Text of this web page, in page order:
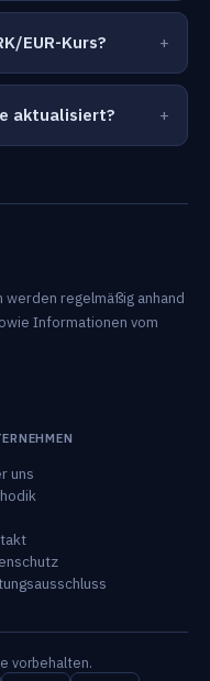
EUR-Kurs?
aktualisiert?
regelmäßig anhand
Informationen vom
uns
vorbehalten.